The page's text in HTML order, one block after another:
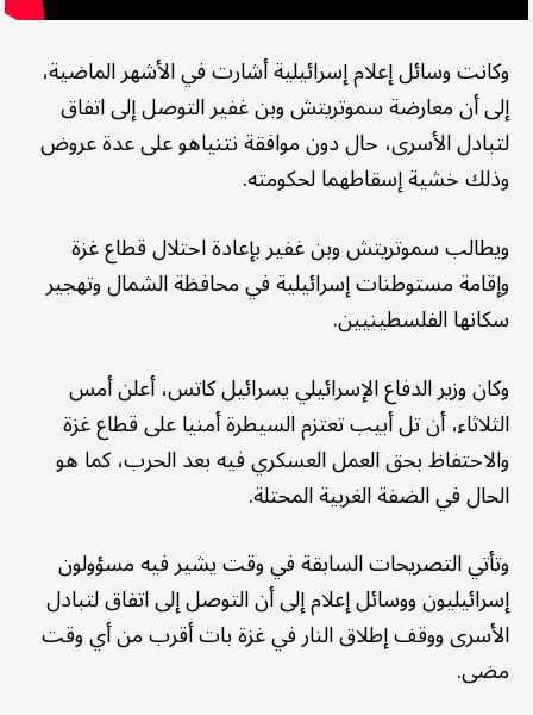
وكانت وسائل إعلام إسرائيلية أشارت في الأشهر الماضية،
إلى أن معارضة سموتريتش وبن غفير التوصل إلى اتفاق
لتبادل الأسرى، حال دون موافقة نتنياهو على عدة عروض
وذلك خشية إسقاطهما لحكومته.
ويطالب سموتريتش وبن غفير بإعادة احتلال قطاع غزة
وإقامة مستوطنات إسرائيلية في محافظة الشمال وتهجير
سكانها الفلسطينيين.
وكان وزير الدفاع الإسرائيلي يسرائيل كاتس، أعلن أمس
الثلاثاء، أن تل أبيب تعتزم السيطرة أمنيا على قطاع غزة
والاحتفاظ بحق العمل العسكري فيه بعد الحرب، كما هو
الحال في الضفة الغربية المحتلة.
وتأتي التصريحات السابقة في وقت يشير فيه مسؤولون
إسرائيليون ووسائل إعلام إلى أن التوصل إلى اتفاق لتبادل
الأسرى ووقف إطلاق النار في غزة بات أقرب من أي وقت
مضى.